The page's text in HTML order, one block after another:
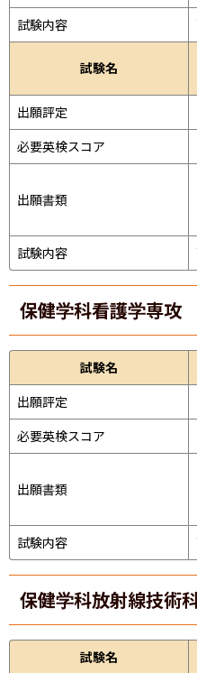
試験内容
試験名
出願評定
必要英検スコア
出願書類
試験内容
保健学科看護学専攻
試験名
出願評定
必要英検スコア
出願書類
試験内容
保健学科放射線技術
試験名